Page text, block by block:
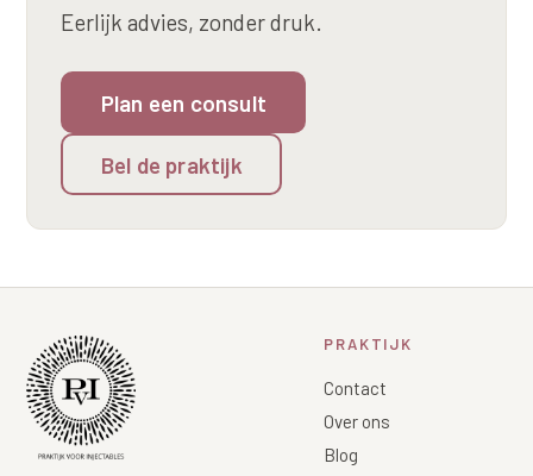
Eerlijk advies, zonder druk.
Plan een consult
Bel de praktijk
PRAKTIJK
Contact
Over ons
Blog